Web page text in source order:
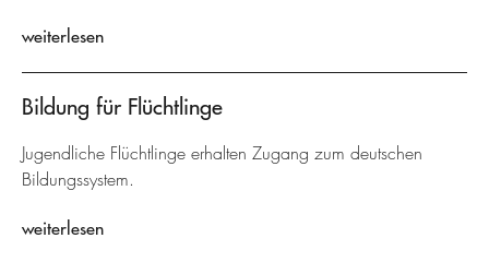
weiterlesen
Bildung für Flüchtlinge
Jugendliche Flüchtlinge erhalten Zugang zum deutschen
Bildungssystem.
weiterlesen